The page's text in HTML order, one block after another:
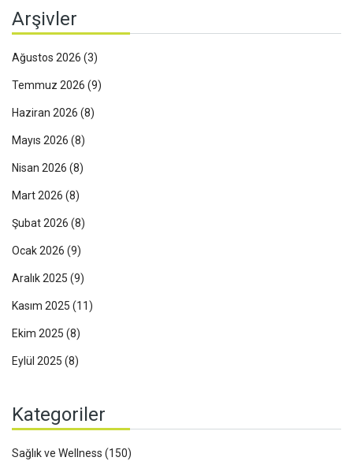
Arşivler
Ağustos 2026 (3)
Temmuz 2026 (9)
Haziran 2026 (8)
Mayıs 2026 (8)
Nisan 2026 (8)
Mart 2026 (8)
Şubat 2026 (8)
Ocak 2026 (9)
Aralık 2025 (9)
Kasım 2025 (11)
Ekim 2025 (8)
Eylül 2025 (8)
Kategoriler
Sağlık ve Wellness (150)